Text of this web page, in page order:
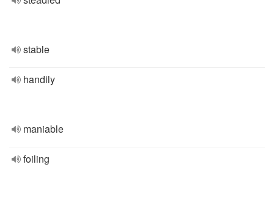
stable
handily
maniable
foiling